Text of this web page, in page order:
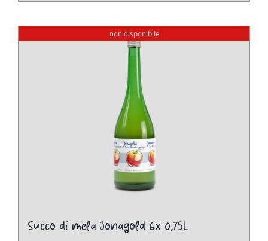
non disponibile
Succo di mela Jonagold 6x 0,75L